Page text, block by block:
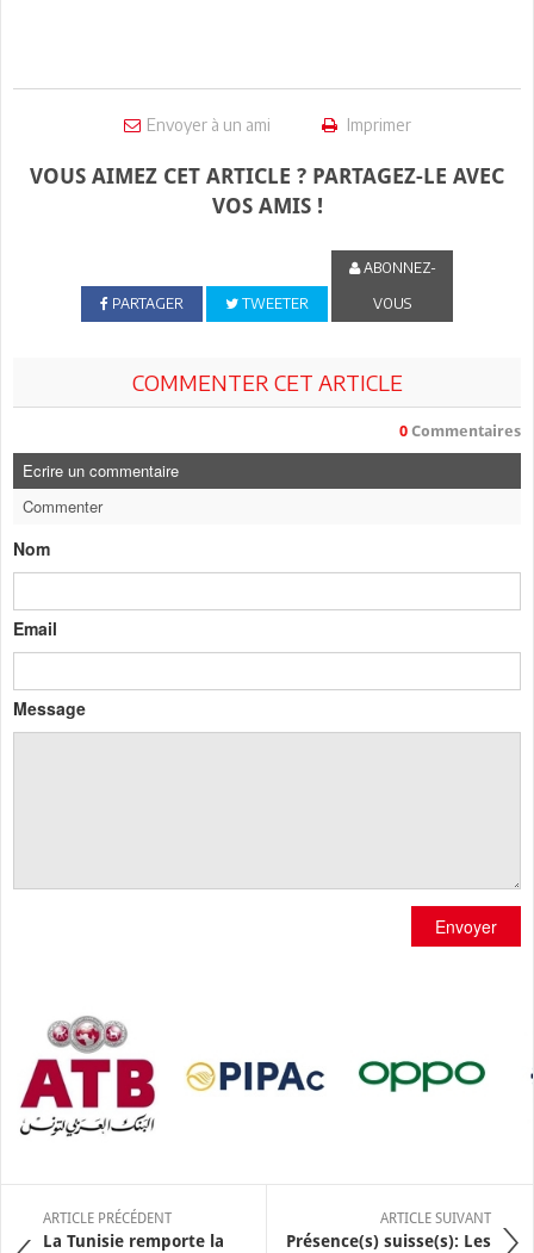
Envoyer à un ami Imprimer
VOUS AIMEZ CET ARTICLE ? PARTAGEZ-LE AVEC
VOS AMIS !
PARTAGER TWEETER
ABONNEZ-
VOUS
COMMENTER CET ARTICLE
0 Commentaires
Ecrire un commentaire
Commenter
Nom
Email
Message
Envoyer
ARTICLE PRÉCÉDENT
La Tunisie remporte la
ARTICLE SUIVANT
Présence(s) suisse(s): Les